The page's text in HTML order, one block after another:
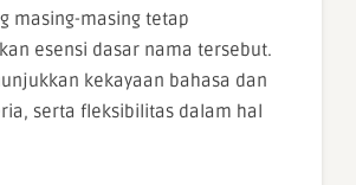
masing-masing tetap
esensi dasar nama tersebut.
kekayaan bahasa dan
serta fleksibilitas dalam hal